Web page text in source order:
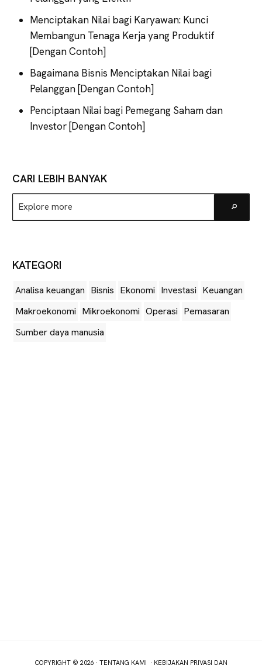
Menciptakan Nilai bagi Karyawan: Kunci
Membangun Tenaga Kerja yang Produktif
[Dengan Contoh]
Bagaimana Bisnis Menciptakan Nilai bagi
Pelanggan [Dengan Contoh]
Penciptaan Nilai bagi Pemegang Saham dan
Investor [Dengan Contoh]
CARI LEBIH BANYAK
Explore
more
KATEGORI
Analisa keuangan Bisnis Ekonomi Investasi Keuangan
Makroekonomi Mikroekonomi Operasi Pemasaran
Sumber daya manusia
COPYRIGHT © 2026 · TENTANG KAMI · KEBIJAKAN PRIVASI DAN